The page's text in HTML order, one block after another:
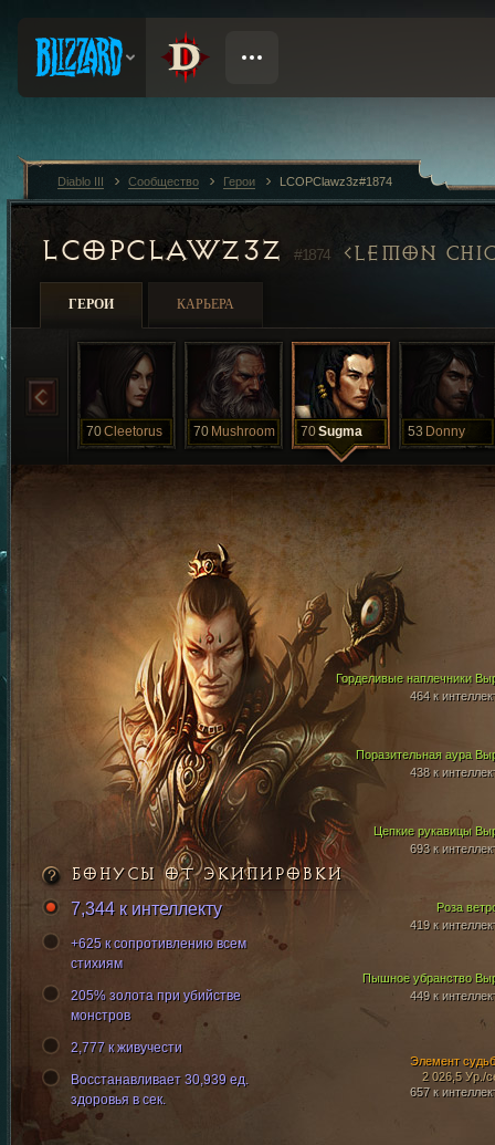
LCOPCLAWZ3Z #1874 LEMON
ГЕРОИ КАРЬЕРА
70Cleetorus 70 Mushroom 70Sugma 53 Donny
Поразительная аура
438 к
Цепкие рукавицы
693 к
Горделивые наплечники
464 к
Пышное убранство
449 к
Элемент
2 026,5 Ур./
657 к
Роза
419 к
БОНУСЫ ОТ ЭКИПИРОВКИ
7,344 к интеллекту
+625 к сопротивлению всем
стихиям
205% золота при убийстве
монстров
2,777 к живучести
Восстанавливает 30,939 ед.
здоровья в сек.
Diablo III Сообщество Герои LCOPClawz3z#1874